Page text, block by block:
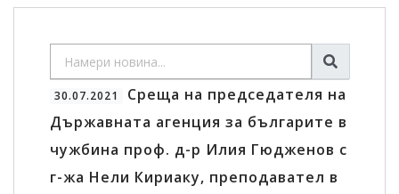
30.07.2021
Среща на председателя на
Държавната агенция за българите в
чужбина проф. д-р Илия Гюдженов с
г-жа Нели Кириаку, преподавател в